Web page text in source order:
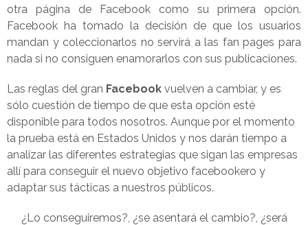
otra página de Facebook como su primera opción.
Facebook ha tomado la decisión de que los usuarios
mandan y coleccionarlos no servirá a las fan pages para
nada si no consiguen enamorarlos con sus publicaciones.
Las reglas del gran Facebook vuelven a cambiar, y es
sólo cuestión de tiempo de que esta opción esté
disponible para todos nosotros. Aunque por el momento
la prueba está en Estados Unidos y nos darán tiempo a
analizar las diferentes estrategias que sigan las empresas
allí para conseguir el nuevo objetivo facebookero y
adaptar sus tácticas a nuestros públicos.
¿Lo conseguiremos?, ¿se asentará el cambio?, ¿será